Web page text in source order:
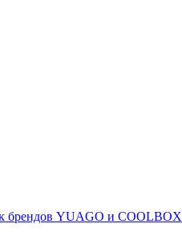
брендов YUAGO и COOLBOX